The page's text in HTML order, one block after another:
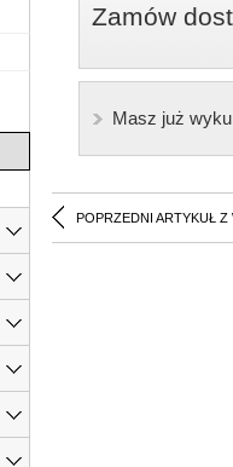
Zamów
Masz już
POPRZEDNI ARTYKUŁ Z